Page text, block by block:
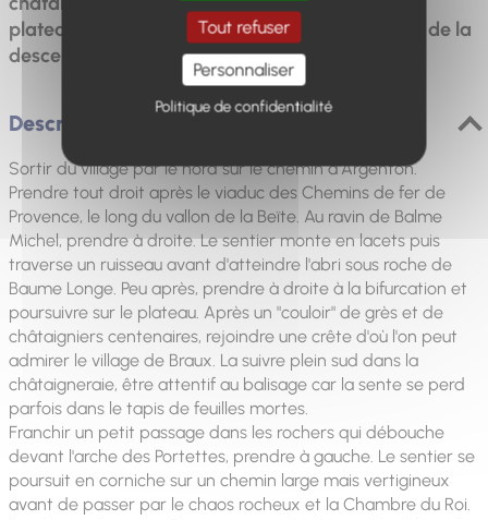
plateau et un extraordinaire chaos rocheux lors de la
descente vers le village.
Description
Sortir du village par le nord sur le chemin d'Argenton.
Prendre tout droit après le viaduc des Chemins de fer de
Provence, le long du vallon de la Beïte. Au ravin de Balme
Michel, prendre à droite. Le sentier monte en lacets puis
traverse un ruisseau avant d'atteindre l'abri sous roche de
Baume Longe. Peu après, prendre à droite à la bifurcation et
poursuivre sur le plateau. Après un "couloir" de grès et de
châtaigniers centenaires, rejoindre une crête d'où l'on peut
admirer le village de Braux. La suivre plein sud dans la
châtaigneraie, être attentif au balisage car la sente se perd
parfois dans le tapis de feuilles mortes.
Franchir un petit passage dans les rochers qui débouche
devant l'arche des Portettes, prendre à gauche. Le sentier se
poursuit en corniche sur un chemin large mais vertigineux
avant de passer par le chaos rocheux et la Chambre du Roi.
Tout refuser
Personnaliser
Politique de confidentialité